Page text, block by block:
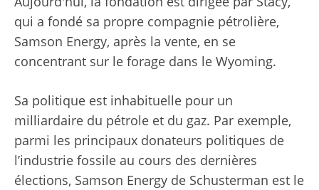
qui a fondé sa propre compagnie pétrolière,
Samson Energy, après la vente, en se
concentrant sur le forage dans le Wyoming.
Sa politique est inhabituelle pour un
milliardaire du pétrole et du gaz. Par exemple,
parmi les principaux donateurs politiques de
l’industrie fossile au cours des dernières
élections, Samson Energy de Schusterman est le